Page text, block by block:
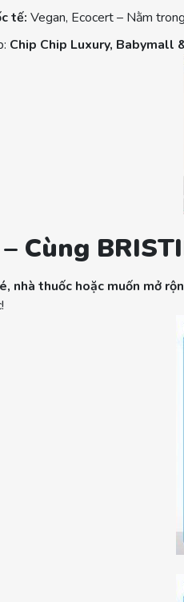
tế: Vegan, Ecocert – Nằm trong
Chip Chip Luxury, Babymall
Cùng
nhà thuốc hoặc muốn mở